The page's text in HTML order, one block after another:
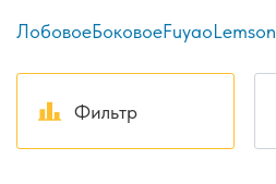
ЛобовоеБоковоеFuyaoLemson
Фильтр